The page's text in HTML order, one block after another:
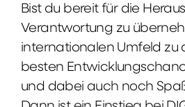
Bist du bereit für die
Verantwortung zu
internationalen Umfeld zu
besten
und dabei auch noch